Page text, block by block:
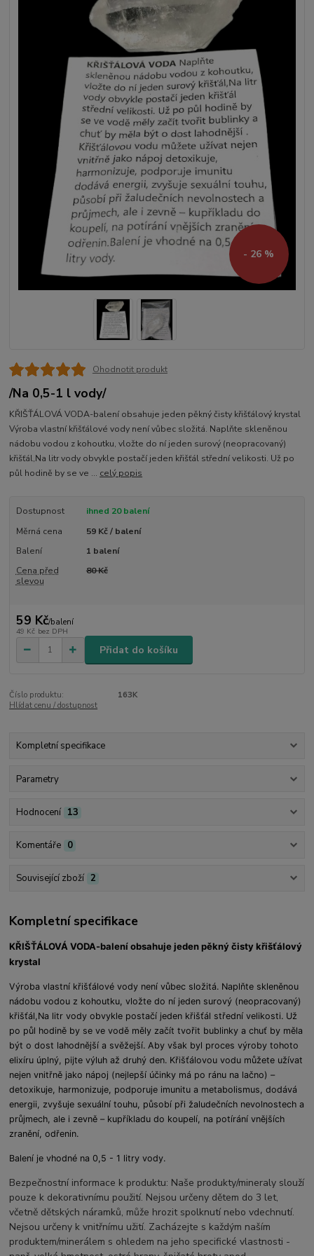
- 26 %
Ohodnotit produkt
/Na 0,5-1 l vody/
KŘIŠŤÁLOVÁ VODA-balení obsahuje jeden pěkný čisty křišťálový krystal
Výroba vlastní křišťálové vody není vůbec složitá. Naplňte skleněnou
nádobu vodou z kohoutku, vložte do ní jeden surový (neopracovaný)
křišťál,Na litr vody obvykle postačí jeden křišťál střední velikosti. Už po
půl hodině by se ve ... celý popis
Dostupnost
ihned 20 balení
Měrná cena
59 Kč / balení
Balení
1 balení
Cena před
slevou
80 Kč
59 Kč/balení
49 Kč bez DPH
Přidat do košíku
Číslo produktu:
163K
Hlídat cenu / dostupnost
Kompletní specifikace
Parametry
Hodnocení 13
Komentáře 0
Související zboží 2
Kompletní specifikace
KŘIŠŤÁLOVÁ VODA-balení obsahuje jeden pěkný čisty křišťálový
krystal
Výroba vlastní křišťálové vody není vůbec složitá. Naplňte skleněnou
nádobu vodou z kohoutku, vložte do ní jeden surový (neopracovaný)
křišťál,Na litr vody obvykle postačí jeden křišťál střední velikosti. Už
po půl hodině by se ve vodě měly začít tvořit bublinky a chuť by měla
být o dost lahodnější a svěžejší. Aby však byl proces výroby tohoto
elixíru úplný, pijte výluh až druhý den. Křišťálovou vodu můžete užívat
nejen vnitřně jako nápoj (nejlepší účinky má po ránu na lačno) –
detoxikuje, harmonizuje, podporuje imunitu a metabolismus, dodává
energii, zvyšuje sexuální touhu, působí při žaludečních nevolnostech a
průjmech, ale i zevně – kupříkladu do koupelí, na potírání vnějších
zranění, odřenin.
Balení je vhodné na 0,5 - 1 litry vody.
Bezpečnostní informace k produktu: Naše produkty/mineraly slouží
pouze k dekorativnímu použití. Nejsou určeny dětem do 3 let,
včetně dětských náramků, může hrozit spolknutí nebo vdechnutí.
Nejsou určeny k vnitřnímu užití. Zacházejte s každým naším
produktem/minerálem s ohledem na jeho specifické vlastnosti -